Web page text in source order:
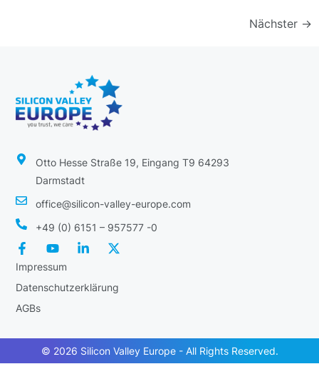
Nächster →
Otto Hesse Straße 19, Eingang T9 64293
Darmstadt
office@silicon-valley-europe.com
+49 (0) 6151 – 957577 -0
Impressum
Datenschutzerklärung
AGBs
© 2026 Silicon Valley Europe - All Rights Reserved.